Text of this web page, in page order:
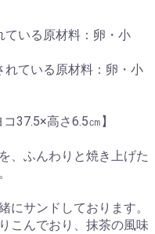
いる原材料：卵・小
ている原材料：卵・小
37.5×高さ6.5㎝】
、ふんわりと焼き上げた
にサンドしております。
こんでおり、抹茶の風味